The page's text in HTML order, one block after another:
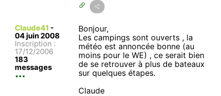
Claude41 -
04 juin 2008
Inscription :
17/12/2006
183
messages
Bonjour,
Les campings sont ouverts , la
météo est annoncée bonne (au
moins pour le WE) , ce serait bien
de se retrouver à plus de bateaux
sur quelques étapes.
Claude